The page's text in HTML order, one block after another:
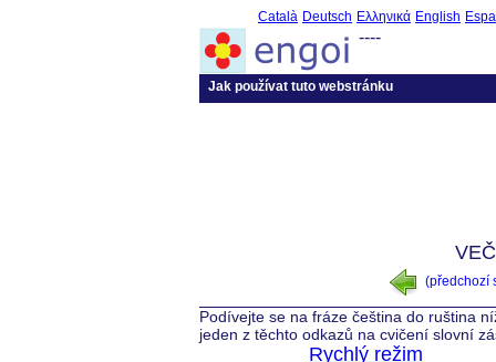
Català Deutsch Ελληνικά English
----
Jak používat tuto webstránku
(předchozí
Podívejte se na fráze čeština do ruština
jeden z těchto odkazů na cvičení slovní
Rychlý režim